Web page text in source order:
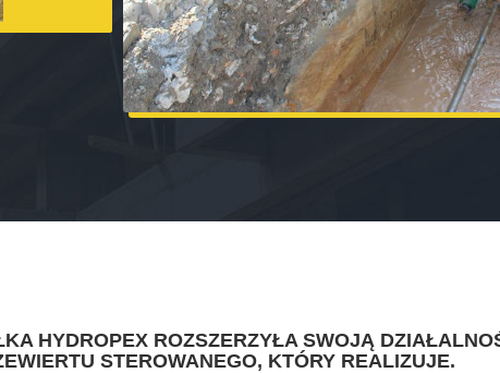
HYDROPEX ROZSZERZYŁA SWOJĄ
STEROWANEGO, KTÓRY REALIZUJE.